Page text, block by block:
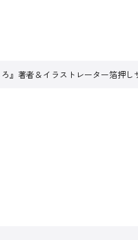
』著者＆イラストレーター箔押